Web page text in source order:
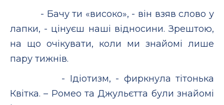
- Бачу ти «високо», - він взяв слово у
лапки, - цінуєш наші відносини. Зрештою,
на що очікувати, коли ми знайомі лише
пару тижнів.
- Ідіотизм, - фиркнула тітонька
Квітка. – Ромео та Джульєтта були знайомі